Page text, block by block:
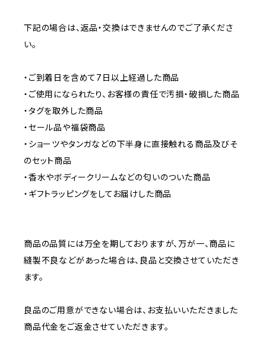
下記の場合は、返品・交換はできませんのでご了承くださ
い。
・ご到着日を含めて7日以上経過した商品
・ご使用になられたり、お客様の責任で汚損・破損した商品
・タグを取外した商品
・セール品や福袋商品
・ショーツやタンガなどの下半身に直接触れる商品及びそ
のセット商品
・香水やボディークリームなどの匂いのついた商品
・ギフトラッピングをしてお届けした商品
商品の品質には万全を期しておりますが、万が一、商品に
縫製不良などがあった場合は、良品と交換させていただき
ます。
良品のご用意ができない場合は、お支払いいただきました
商品代金をご返金させていただきます。